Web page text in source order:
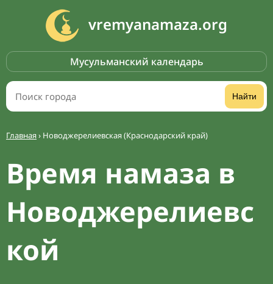
vremyanamaza.org
Мусульманский календарь
Найти
Главная› Новоджерелиевская (Краснодарский край)
Время намаза в
Новоджерелиевс
кой